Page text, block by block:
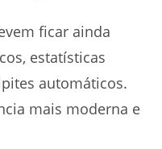
ficar ainda
estatísticas
automáticos.
mais moderna e